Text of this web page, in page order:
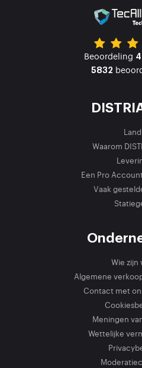
Beoordeling
5832
Land
Waarom
Een Pro
Vaak
Wie zijn
Algemene
Contact met
Meningen
Wettelijke